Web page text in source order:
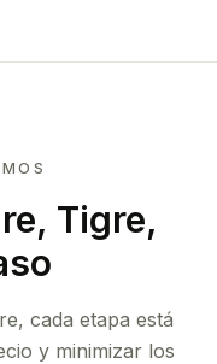
Tigre,
cada etapa está
y minimizar los